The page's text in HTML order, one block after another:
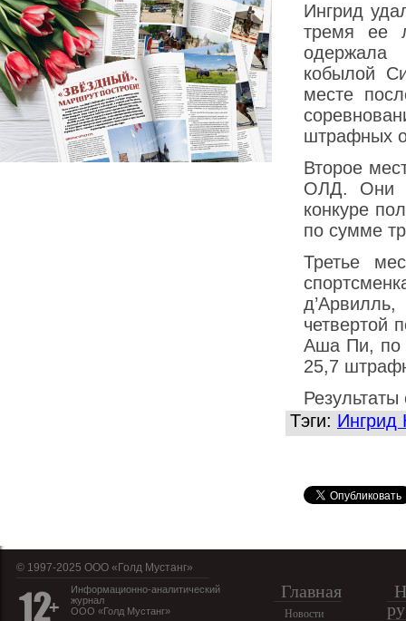
Ингрид
тремя ее
одержала
кобылой
месте
штрафных
Второе
ОЛД. Они
конкуре
по сумме
Третье
четвертой
Аша Пи, по
25,7
Тэги: Ингрид
© 1997-2025 OOO «Голд Мустанг»
Информационно-аналитический
журнал
ООО «Голд Мустанг»
Главная
Новости